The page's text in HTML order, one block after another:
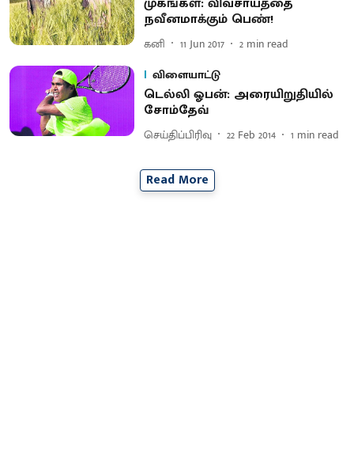
நவீனமாக்கும் பெண்!
கனி 11 Jun 2017 2 min read
விளையாட்டு
டெல்லி ஓபன்: அரையிறுதியில்
சோம்தேவ்
செய்திப்பிரிவு 22 Feb 2014 1 min read
Read More